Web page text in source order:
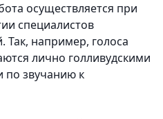
осуществляется при
специалистов
Так, например, голоса
лично голливудскими
по звучанию к